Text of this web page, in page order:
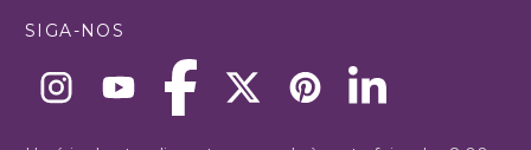
SIGA-NOS